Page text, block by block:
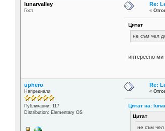
lunarvalley
Гост
Re:
«
Цитат
не съм чел
интересно
uphero
Напреднали
Публикации: 117
Distribution: Elementary OS
Re:
«
Цитат на:
Цитат
не съм чел